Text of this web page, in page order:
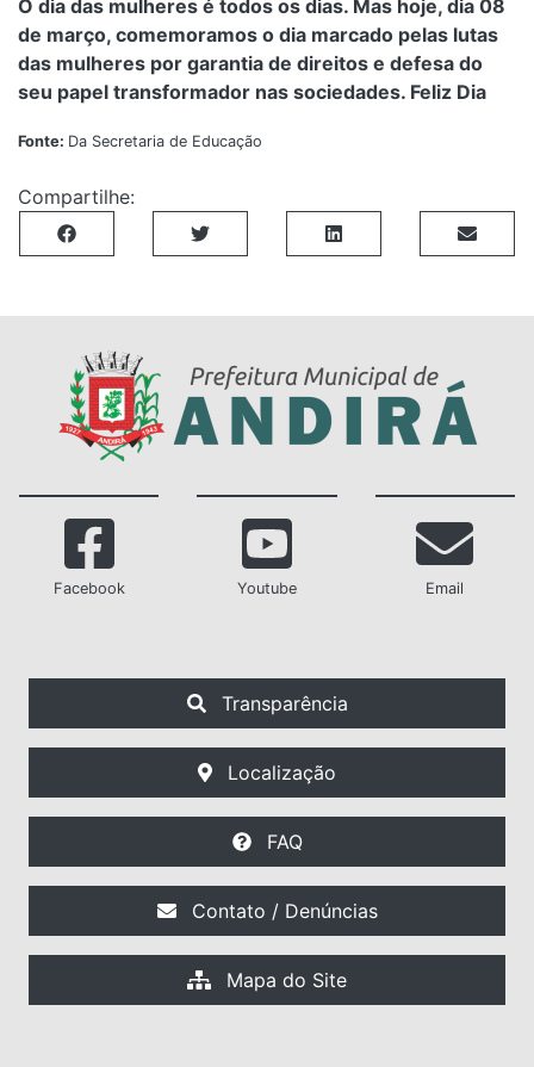
O dia das mulheres é todos os dias. Mas hoje, dia 08
de março, comemoramos o dia marcado pelas lutas
das mulheres por garantia de direitos e defesa do
seu papel transformador nas sociedades. Feliz Dia
Fonte: Da Secretaria de Educação
Compartilhe:
Facebook Youtube Email
Transparência
Localização
FAQ
Contato / Denúncias
Mapa do Site